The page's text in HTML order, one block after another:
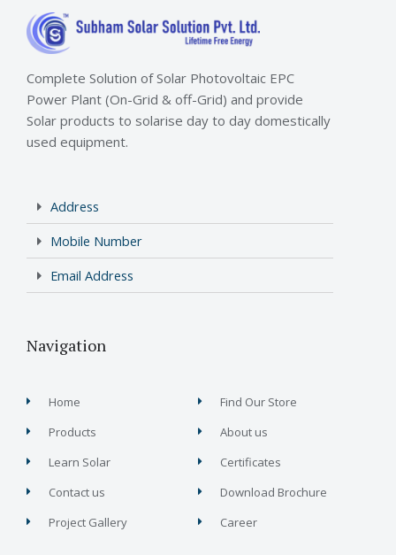
Complete Solution of Solar Photovoltaic EPC
Power Plant (On-Grid & off-Grid) and provide
Solar products to solarise day to day domestically
used equipment.
Address
Mobile Number
Email Address
Navigation
Home
Products
Learn Solar
Contact us
Project Gallery
Find Our Store
About us
Certificates
Download Brochure
Career